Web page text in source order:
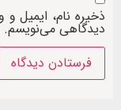
ذخیره نام، ایمیل
دیدگاهی می‌نویسم.